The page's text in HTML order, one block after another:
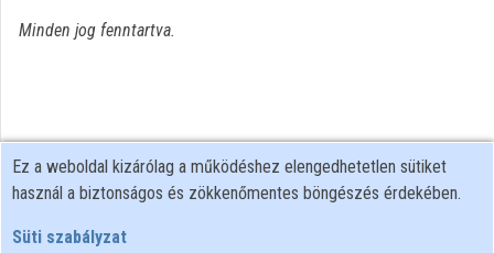
Minden jog fenntartva.
Ez a weboldal kizárólag a működéshez elengedhetetlen sütiket
használ a biztonságos és zökkenőmentes böngészés érdekében.
Süti szabályzat